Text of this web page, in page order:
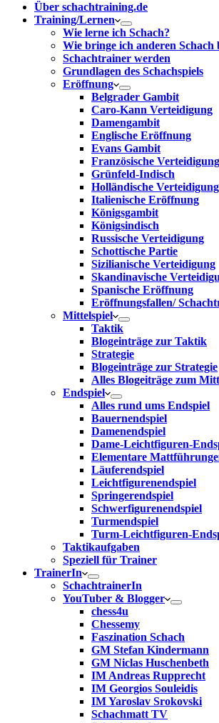
Über schachtraining.de
Training/Lernen
Wie lerne ich Schach?
Wie bringe ich anderen Schach
Schachtrainer werden
Grundlagen des Schachspiels
Eröffnung
Belgrader Gambit
Caro-Kann Verteidigung
Damengambit
Englische Eröffnung
Evans Gambit
Französische Verteidigung
Grünfeld-Indisch
Holländische Verteidigung
Italienische Eröffnung
Königsgambit
Königsindisch
Russische Verteidigung
Schottische Partie
Sizilianische Verteidigung
Skandinavische
Spanische Eröffnung
Eröffnungsfallen/
Mittelspiel
Taktik
Blogeinträge zur Taktik
Strategie
Blogeinträge zur Strategie
Alles Blogeiträge zum
Endspiel
Alles rund ums Endspiel
Bauernendspiel
Damenendspiel
Dame-Leichtfiguren-
Elementare
Läuferendspiel
Leichtfigurenendspiel
Springerendspiel
Schwerfigurenendspiel
Turmendspiel
Turm-Leichtfiguren-
Taktikaufgaben
Speziell für Trainer
TrainerIn
SchachtrainerIn
YouTuber & Blogger
chess4u
Chessemy
Faszination Schach
GM Stefan Kindermann
GM Niclas Huschenbeth
IM Andreas Rupprecht
IM Georgios Souleidis
IM Yaroslav Srokovski
Schachmatt TV